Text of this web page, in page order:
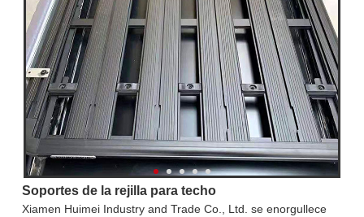
Soportes de la rejilla para techo
Xiamen Huimei Industry and Trade Co., Ltd. se enorgullece